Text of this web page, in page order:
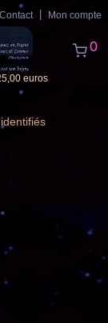
Contact Mon compte
0
euros